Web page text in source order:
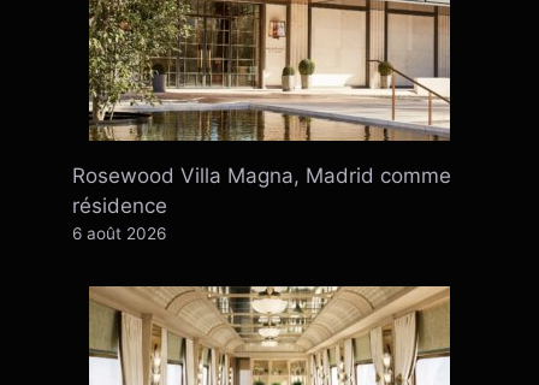
Rosewood Villa Magna, Madrid comme
résidence
6 août 2026